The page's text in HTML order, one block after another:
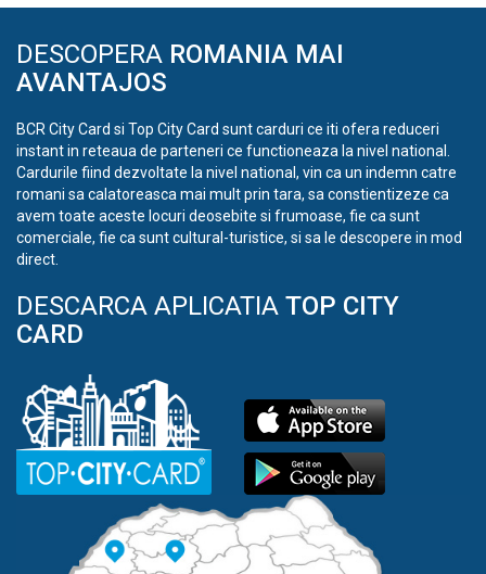
DESCOPERA ROMANIA MAI
AVANTAJOS
BCR City Card si Top City Card sunt carduri ce iti ofera reduceri
instant in reteaua de parteneri ce functioneaza la nivel national.
Cardurile fiind dezvoltate la nivel national, vin ca un indemn catre
romani sa calatoreasca mai mult prin tara, sa constientizeze ca
avem toate aceste locuri deosebite si frumoase, fie ca sunt
comerciale, fie ca sunt cultural-turistice, si sa le descopere in mod
direct.
DESCARCA APLICATIA TOP CITY
CARD